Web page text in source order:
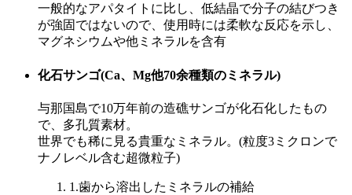
一般的なアパタイトに比し、低結晶で分子の結びつき
が強固ではないので、使用時には柔軟な反応を示し、
マグネシウムや他ミネラルを含有
化石サンゴ(Ca、Mg他70余種類のミネラル)
与那国島で10万年前の造礁サンゴが化石化したもの
で、多孔質素材。
世界でも稀に見る貴重なミネラル。(粒度3ミクロンで
ナノレベル含む超微粒子)
1.歯から溶出したミネラルの補給